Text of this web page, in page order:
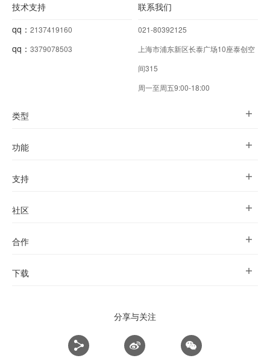
技术支持
qq： 2137419160
qq： 3379078503
联系我们
021-80392125
上海市浦东新区长泰广场10座泰创空
间315
周一至周五9:00-18:00
类型
功能
支持
社区
合作
下载
分享与关注